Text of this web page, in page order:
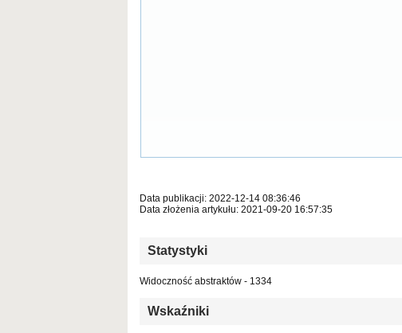
Data publikacji: 2022-12-14 08:36:46
Data złożenia artykułu: 2021-09-20 16:57:35
Statystyki
Widoczność abstraktów - 1334
Wskaźniki